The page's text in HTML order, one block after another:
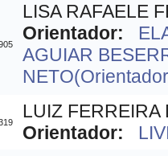
LISA RAFAELE
Orientador:
AGUIAR
LUIZ FERREIRA
Orientador: